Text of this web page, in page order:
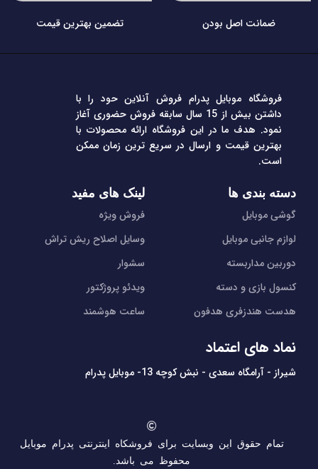
ضمانت اصل بودن تضمین بهترین قیمت
فروشگاه موبایل پدرام فروش آنلاین حود را با
داشتن بیش از 15 سال سابقه فروش حضوری آغاز
نمود. هدف ما در این فروشگاه ارائه محصولات با
بهترین قیمت و ارسال در سریع ترین زمان ممکن
است.
دسته بندی ها
گوشی موبایل
لوازم جانبی موبایل
دوربین مداربسته
کنسول بازی و دسته
هدست هندزفری هدفون
لینک های مفید
فروش ویژه
وسایل اصلاح ریش تراش
سشوار
ویدئو پروژکتور
ساعت هوشمند
نماد های اعتماد
شیراز - آرامگاه سعدی - نبش کوچه 13- موبایل پدرام
تمام حقوق این وبسایت برای فروشکاه اینترنتی پدرام موبایل
محفوظ می باشد.